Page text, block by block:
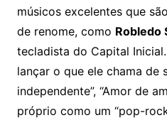
músicos excelentes que
de renome, como Robledo
tecladista do Capital
lançar o que ele chama de
independente”, “Amor de
próprio como um “pop-